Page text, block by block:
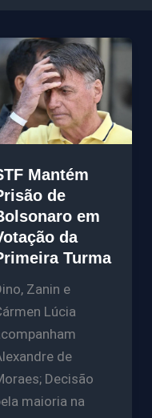
Mantém
de
em
da
Turma
Zanin e
Lúcia
de
Decisão
maioria na